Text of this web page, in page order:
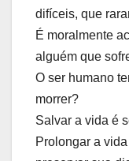
difíceis, que
É moralmente
alguém que
O ser humano
morrer?
Salvar a vida é
Prolongar a